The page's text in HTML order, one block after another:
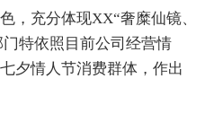
充分体现XX“奢糜仙镜、
特依照目前公司经营情
夕情人节消费群体，作出